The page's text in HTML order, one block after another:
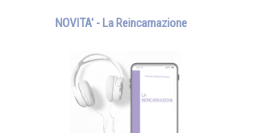
NOVITA' - La Reincarnazione